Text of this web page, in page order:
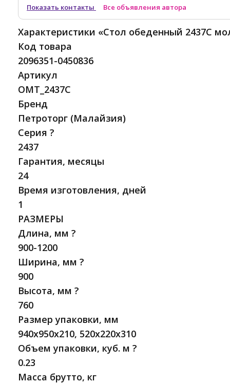
Показать контакты Все объявления автора
Характеристики «Стол обеденный 2437С
Код товара
2096351-0450836
Артикул
OMT_2437C
Бренд
Петроторг (Малайзия)
Серия ?
2437
Гарантия, месяцы
24
Время изготовления, дней
1
РАЗМЕРЫ
Длина, мм ?
900-1200
Ширина, мм ?
900
Высота, мм ?
760
Размер упаковки, мм
940x950x210, 520x220x310
Объем упаковки, куб. м ?
0.23
Масса брутто, кг